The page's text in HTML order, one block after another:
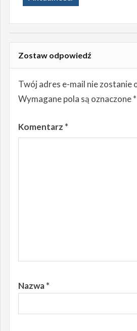
Zostaw odpowiedź
Twój adres e-mail nie zostanie
Wymagane pola są oznaczone*
Komentarz *
Nazwa*